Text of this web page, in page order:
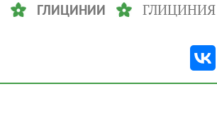
ГЛИЦИНИИ